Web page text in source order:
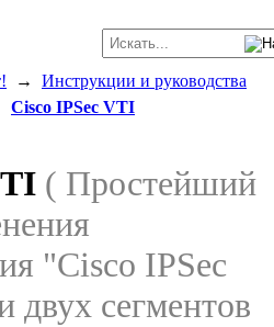
→ Инструкции и руководства
Cisco IPSec VTI
( Простейший
"Cisco IPSec
двух сегментов